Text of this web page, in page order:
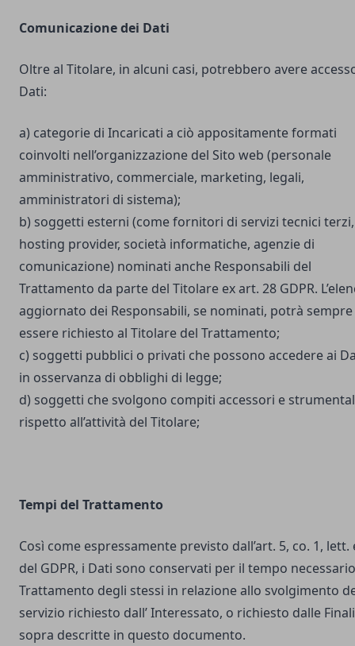
Comunicazione dei Dati
Oltre al Titolare, in alcuni casi, potrebbero avere
Dati:
a) categorie di Incaricati a ciò appositamente formati
coinvolti nell’organizzazione del Sito web (personale
amministrativo, commerciale, marketing, legali,
amministratori di sistema);
b) soggetti esterni (come fornitori di servizi tecnici terzi,
hosting provider, società informatiche, agenzie di
comunicazione) nominati anche Responsabili del
Trattamento da parte del Titolare ex art. 28 GDPR.
aggiornato dei Responsabili, se nominati, potrà sempre
essere richiesto al Titolare del Trattamento;
c) soggetti pubblici o privati che possono accedere ai
in osservanza di obblighi di legge;
d) soggetti che svolgono compiti accessori e
rispetto all’attività del Titolare;
Tempi del Trattamento
Così come espressamente previsto dall’art. 5, co. 1, lett.
del GDPR, i Dati sono conservati per il tempo
Trattamento degli stessi in relazione allo svolgimento
servizio richiesto dall’ Interessato, o richiesto dalle
sopra descritte in questo documento.